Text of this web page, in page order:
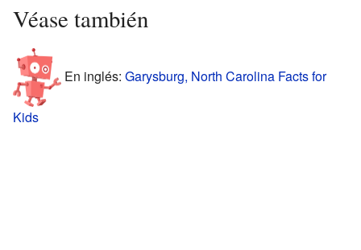
Véase también
En inglés: Garysburg, North Carolina Facts for
Kids